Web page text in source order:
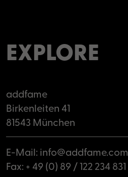
EXPLORE
addfame
Birkenleiten 41
81543 München
E-Mail: info@addfame.com
Fax: + 49 (0) 89 / 122 234 831